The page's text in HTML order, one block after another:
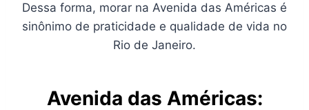
Dessa forma, morar na Avenida das Américas é
sinônimo de praticidade e qualidade de vida no
Rio de Janeiro.
Avenida das Américas: